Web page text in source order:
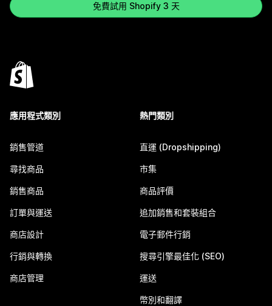
免費試用 Shopify 3 天
應用程式類別
銷售管道
尋找商品
銷售商品
訂單與運送
商店設計
行銷與轉換
商店管理
熱門類別
直運 (Dropshipping)
市集
商品評價
追加銷售和套裝組合
電子郵件行銷
搜尋引擎最佳化 (SEO)
運送
幣別和翻譯